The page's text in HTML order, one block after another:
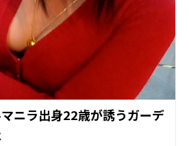
マニラ出身22歳が誘うガーデ